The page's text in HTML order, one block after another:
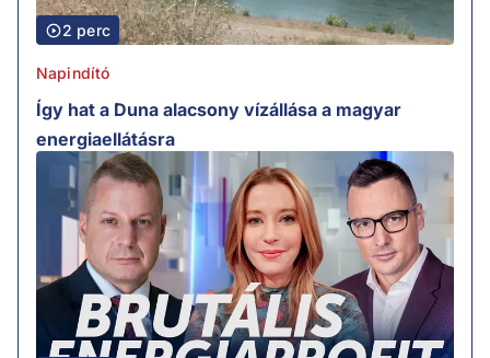
2 perc
Napindító
Így hat a Duna alacsony vízállása a magyar
energiaellátásra